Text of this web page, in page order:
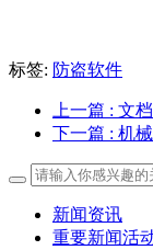
标签: 防盗软件
上一篇 : 文
下一篇 : 机
新闻资讯
重要新闻活